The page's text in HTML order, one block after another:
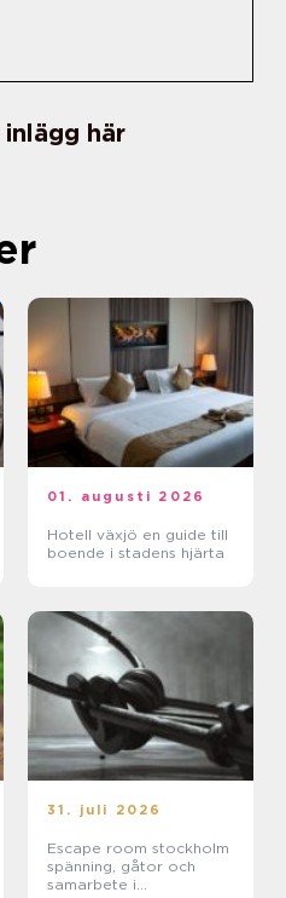
här
01. augusti 2026
Hotell växjö en guide till
boende i stadens hjärta
31. juli 2026
Escape room stockholm
spänning, gåtor och
samarbete i